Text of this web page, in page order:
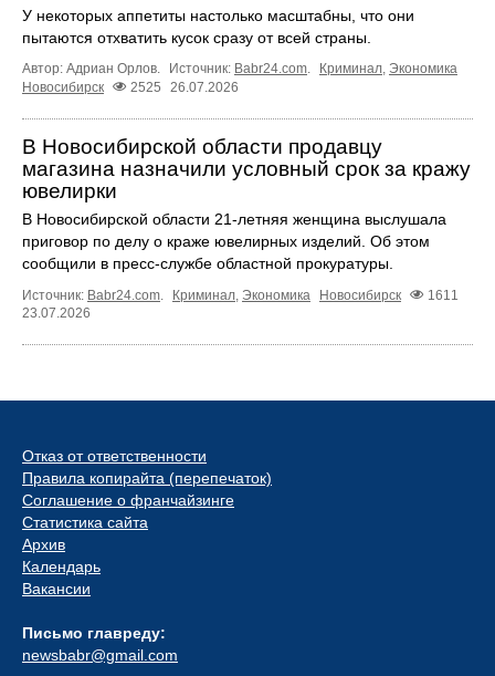
У некоторых аппетиты настолько масштабны, что они
пытаются отхватить кусок сразу от всей страны.
Автор: Адриан Орлов. Источник: Babr24.com Криминал Экономика
Новосибирск
2525 26.07.2026
В Новосибирской области продавцу
магазина назначили условный срок за кражу
ювелирки
В Новосибирской области 21-летняя женщина выслушала
приговор по делу о краже ювелирных изделий. Об этом
сообщили в пресс-службе областной прокуратуры.
Источник: Babr24.com. Криминал, Экономика Новосибирск
1611
23.07.2026
Отказ от ответственности
Правила копирайта (перепечаток)
Соглашение о франчайзинге
Статистика сайта
Архив
Календарь
Вакансии
Письмо главреду:
newsbabr@gmail.com